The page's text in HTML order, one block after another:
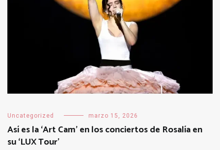
Uncategorized marzo 15, 2026
Así es la ‘Art Cam’ en los conciertos de Rosalía en
su ‘LUX Tour’